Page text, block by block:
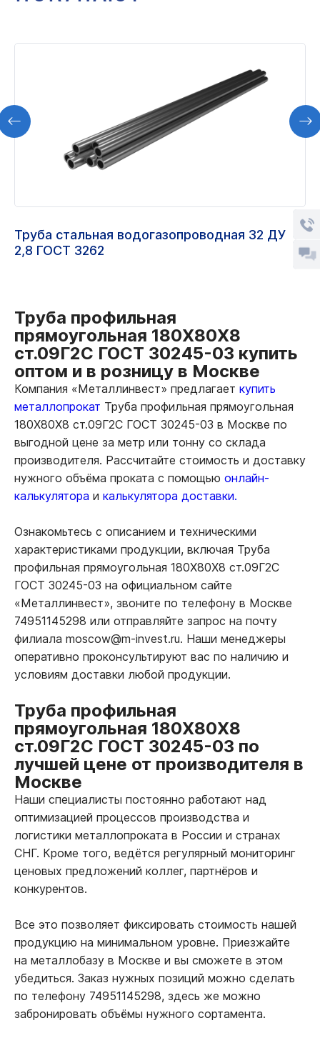
Труба стальная водогазопроводная 32 ДУ
2,8 ГОСТ 3262
Труба профильная
прямоугольная 180Х80Х8
ст.09Г2С ГОСТ 30245-03 купить
оптом и в розницу в Москве
Компания «Металлинвест» предлагает купить
металлопрокат Труба профильная прямоугольная
180Х80Х8 ст.09Г2С ГОСТ 30245-03 в Москве по
выгодной цене за метр или тонну со склада
производителя. Рассчитайте стоимость и доставку
нужного объёма проката с помощью онлайн-
калькулятора и калькулятора доставки.
Ознакомьтесь с описанием и техническими
характеристиками продукции, включая Труба
профильная прямоугольная 180Х80Х8 ст.09Г2С
ГОСТ 30245-03 на официальном сайте
«Металлинвест», звоните по телефону в Москве
74951145298 или отправляйте запрос на почту
филиала moscow@m-invest.ru. Наши менеджеры
оперативно проконсультируют вас по наличию и
условиям доставки любой продукции.
Труба профильная
прямоугольная 180Х80Х8
ст.09Г2С ГОСТ 30245-03 по
лучшей цене от производителя в
Москве
Наши специалисты постоянно работают над
оптимизацией процессов производства и
логистики металлопроката в России и странах
СНГ. Кроме того, ведётся регулярный мониторинг
ценовых предложений коллег, партнёров и
конкурентов.
Все это позволяет фиксировать стоимость нашей
продукцию на минимальном уровне. Приезжайте
на металлобазу в Москве и вы сможете в этом
убедиться. Заказ нужных позиций можно сделать
по телефону 74951145298, здесь же можно
забронировать объёмы нужного сортамента.